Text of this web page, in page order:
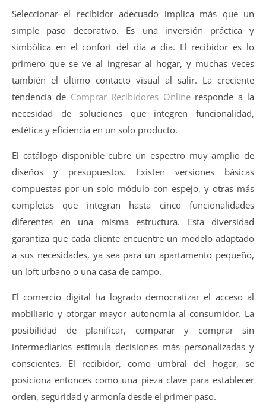
Seleccionar el recibidor adecuado implica más que un
simple paso decorativo. Es una inversión práctica y
simbólica en el confort del día a día. El recibidor es lo
primero que se ve al ingresar al hogar, y muchas veces
también el último contacto visual al salir. La creciente
tendencia de Comprar Recibidores Onlineresponde a la
necesidad de soluciones que integren funcionalidad,
estética y eficiencia en un solo producto.
El catálogo disponible cubre un espectro muy amplio de
diseños y presupuestos. Existen versiones básicas
compuestas por un solo módulo con espejo, y otras más
completas que integran hasta cinco funcionalidades
diferentes en una misma estructura. Esta diversidad
garantiza que cada cliente encuentre un modelo adaptado
a sus necesidades, ya sea para un apartamento pequeño,
un loft urbano o una casa de campo.
El comercio digital ha logrado democratizar el acceso al
mobiliario y otorgar mayor autonomía al consumidor. La
posibilidad de planificar, comparar y comprar sin
intermediarios estimula decisiones más personalizadas y
conscientes. El recibidor, como umbral del hogar, se
posiciona entonces como una pieza clave para establecer
orden, seguridad y armonía desde el primer paso.